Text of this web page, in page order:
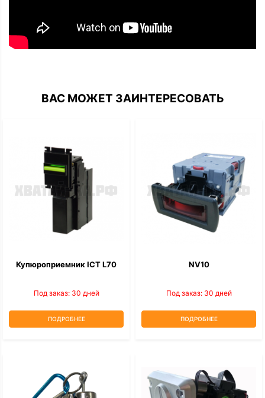
ВАС МОЖЕТ ЗАИНТЕРЕСОВАТЬ
Купюроприемник ICT L70
Под заказ: 30 дней
ПОДРОБНЕЕ
NV10
Под заказ: 30 дней
ПОДРОБНЕЕ